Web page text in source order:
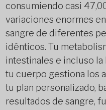
consumiendo casi
variaciones enormes
sangre de diferentes
idénticos. Tu
intestinales e incluso la
tu cuerpo gestiona los
tu plan personalizado,
resultados de sangre,